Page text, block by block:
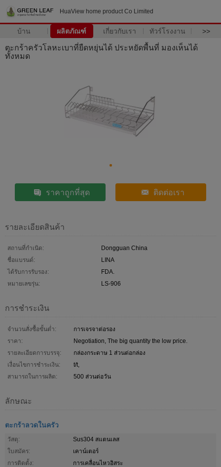
HuaView home product Co Limited
บ้าน ผลิตภัณฑ์ เกี่ยวกับเรา ทัวร์โรงงาน >>
ตะกร้าครัวโลหะเบาที่ยืดหยุ่นได้ ประหยัดพื้นที่ มองเห็นได้
ทั้งหมด
ราคาถูกที่สุด ติดต่อเรา
รายละเอียดสินค้า
สถานที่กำเนิด:
Dongguan China
ชื่อแบรนด์:
LINA
ได้รับการรับรอง:
FDA.
หมายเลขรุ่น:
LS-906
การชำระเงิน
จำนวนสั่งซื้อขั้นต่ำ:
การเจรจาต่อรอง
ราคา:
Negotiation, The big quantity the low price.
รายละเอียดการบรรจุ:
กล่องกระดาษ 1 ส่วนต่อกล่อง
เงื่อนไขการชำระเงิน:
t/t,
สามารถในการผลิต:
500 ส่วนต่อวัน
ลักษณะ
ตะกร้าลวดในครัว
วัสดุ:
Sus304 สแตนเลส
ใบสมัคร:
เคาน์เตอร์
การติดตั้ง:
การเคลื่อนไหวอิสระ